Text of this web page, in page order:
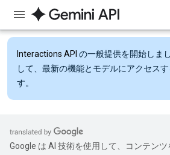
Interactions API の一般提供を開始しま
して、最新の機能とモデルにアクセス
す。
Google は AI 技術を使用して、コンテン